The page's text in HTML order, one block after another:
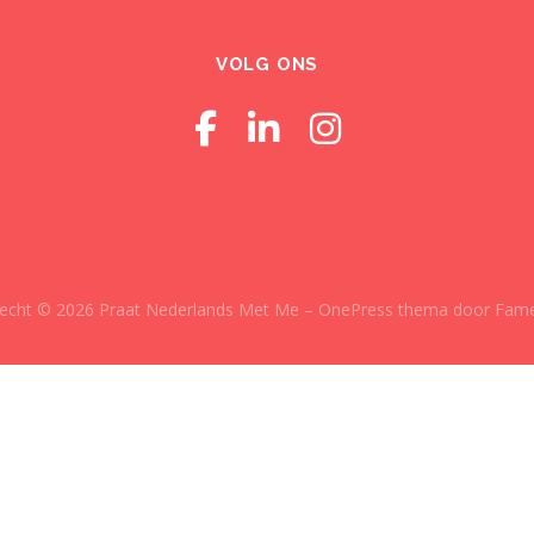
VOLG ONS
© 2026 Praat Nederlands Met Me – OnePress thema door